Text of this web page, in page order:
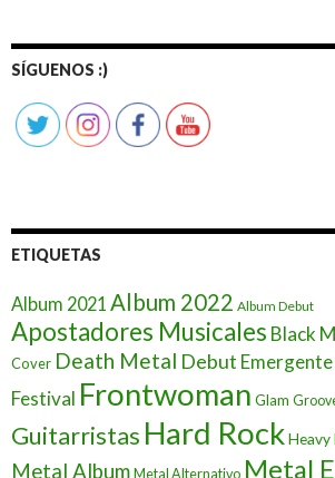
SÍGUENOS :)
ETIQUETAS
Album 2021 Album 2022 Album Debut
Apostadores Musicales Black
Cover Death Metal Debut Emergente
Festival Frontwoman Glam
Guitarristas Hard RockHeavy
Metal Album Metal Alternativo Metal